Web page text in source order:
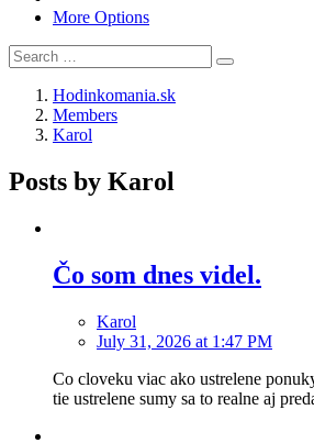
More Options
Hodinkomania.sk
Members
Karol
Posts by Karol
Čo som dnes videl.
Karol
July 31, 2026 at 1:47 PM
Co cloveku viac ako ustrelene
tie ustrelene sumy sa to realne aj